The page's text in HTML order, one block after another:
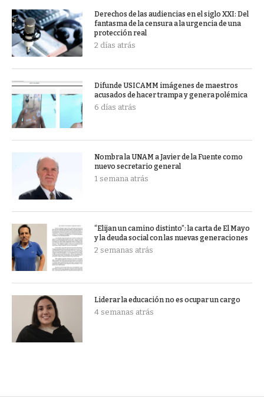
Derechos de las audiencias en el siglo XXI: Del
fantasma de la censura a la urgencia de una
protección real
2 días atrás
Difunde USICAMM imágenes de maestros
acusados de hacer trampa y genera polémica
6 días atrás
Nombra la UNAM a Javier de la Fuente como
nuevo secretario general
1 semana atrás
“Elijan un camino distinto”: la carta de El Mayo
y la deuda social con las nuevas generaciones
2 semanas atrás
Liderar la educación no es ocupar un cargo
4 semanas atrás